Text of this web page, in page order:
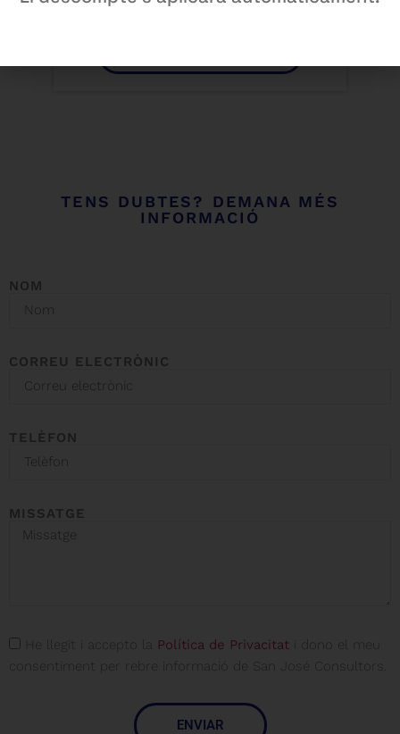
nosaltres?
TENS DUBTES? DEMANA MÉS
INFORMACIÓ
NOM
CORREU ELECTRÒNIC
TELÈFON
MISSATGE
He llegit i accepto la Política de Privacitat
consentiment per rebre informació de San José Consultors.
ENVIAR